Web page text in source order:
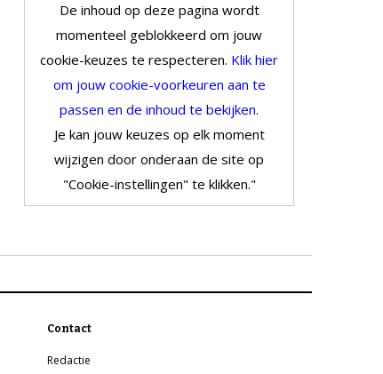
De inhoud op deze pagina wordt
momenteel geblokkeerd om jouw
cookie-keuzes te respecteren. Klik hier
om jouw cookie-voorkeuren aan te
passen en de inhoud te bekijken.
Je kan jouw keuzes op elk moment
wijzigen door onderaan de site op
"Cookie-instellingen" te klikken."
Contact
Redactie